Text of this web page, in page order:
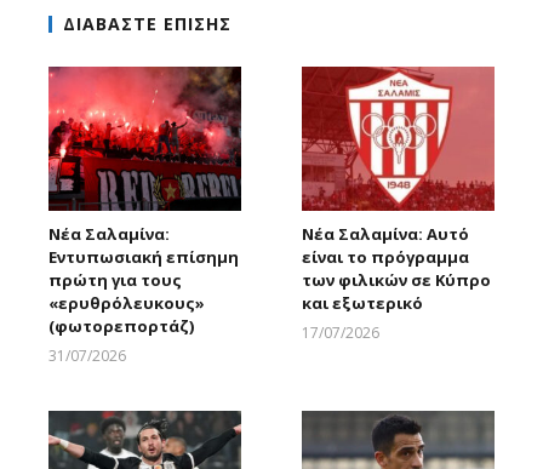
ΔΙΑΒΑΣΤΕ ΕΠΙΣΗΣ
Νέα Σαλαμίνα:
Εντυπωσιακή επίσημη
πρώτη για τους
«ερυθρόλευκους»
(φωτορεπορτάζ)
31/07/2026
Νέα Σαλαμίνα: Αυτό
είναι το πρόγραμμα
των φιλικών σε Κύπρο
και εξωτερικό
17/07/2026